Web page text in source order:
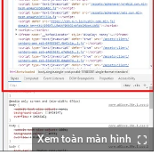
Xem toàn màn hình